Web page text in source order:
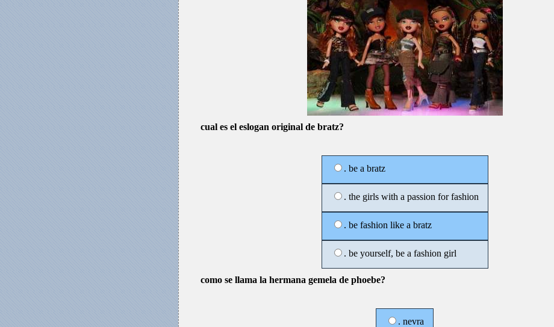
cual es el eslogan original de bratz?
. be a bratz
. the girls with a passion for fashion
. be fashion like a bratz
. be yourself, be a fashion girl
como se llama la hermana gemela de phoebe?
. nevra